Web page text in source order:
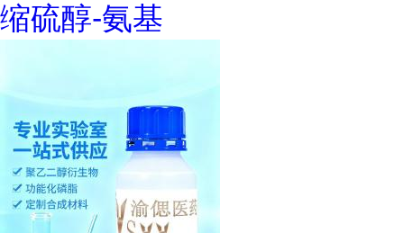
缩硫醇-氨基